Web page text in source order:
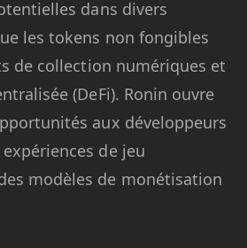
dans divers
les tokens non fongibles
de collection numériques et
(DeFi). Ronin ouvre
aux développeurs
de jeu
modèles de monétisation